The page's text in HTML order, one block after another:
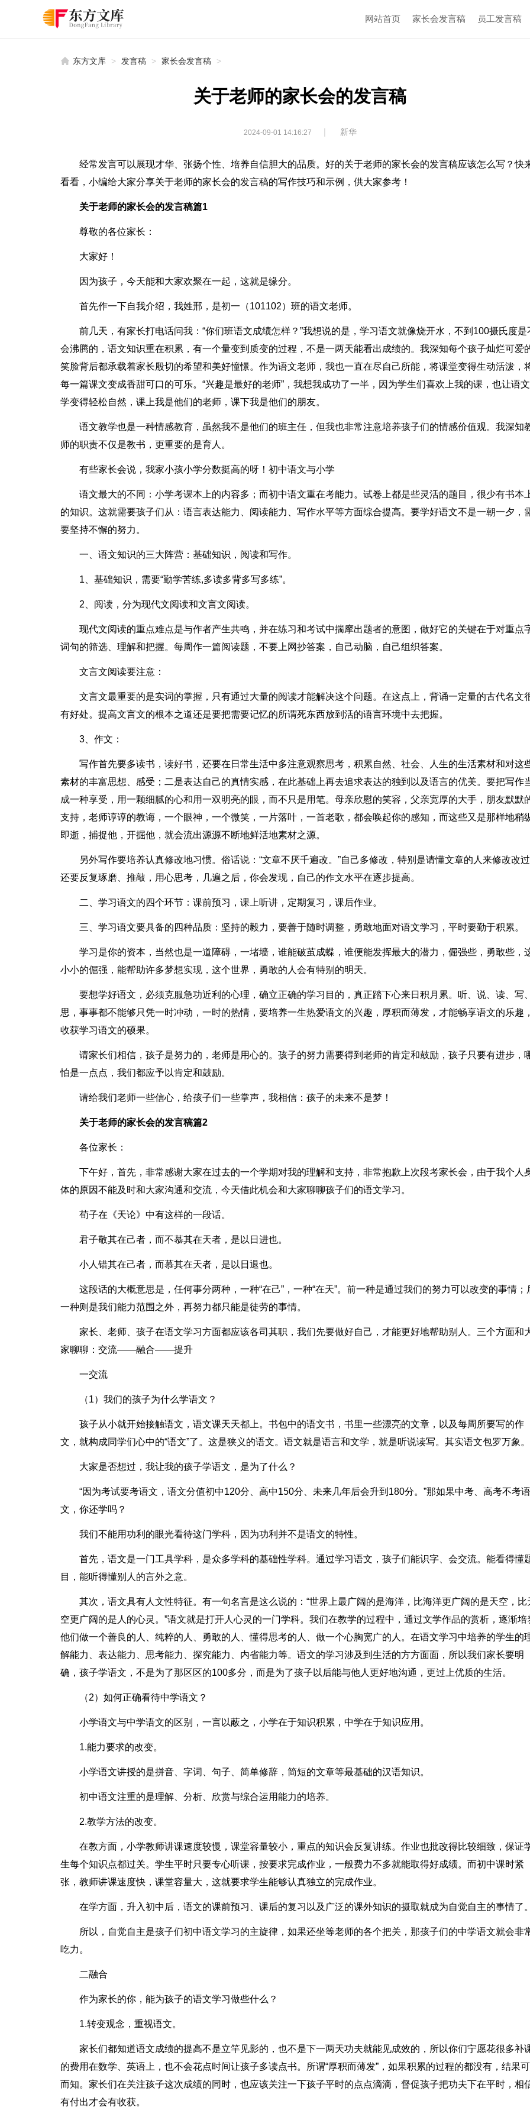
网站首页 家长会发言稿 员工发言稿
东方文库 > 发言稿 > 家长会发言稿 >
关于老师的家长会的发言稿
2024-09-01 14:16:27 | 新华
经常发言可以展现才华、张扬个性、培养自信胆大的品质。好的关于老师的家长会的发言稿应该怎么写？快
看看，小编给大家分享关于老师的家长会的发言稿的写作技巧和示例，供大家参考！
关于老师的家长会的发言稿篇1
尊敬的各位家长：
大家好！
因为孩子，今天能和大家欢聚在一起，这就是缘分。
首先作一下自我介绍，我姓邢，是初一（101102）班的语文老师。
前几天，有家长打电话问我：“你们班语文成绩怎样？”我想说的是，学习语文就像烧开水，不到100摄氏度是
会沸腾的，语文知识重在积累，有一个量变到质变的过程，不是一两天能看出成绩的。我深知每个孩子灿烂可爱
笑脸背后都承载着家长殷切的希望和美好憧憬。作为语文老师，我也一直在尽自己所能，将课堂变得生动活泼，
每一篇课文变成香甜可口的可乐。“兴趣是最好的老师”，我想我成功了一半，因为学生们喜欢上我的课，也让语
学变得轻松自然，课上我是他们的老师，课下我是他们的朋友。
语文教学也是一种情感教育，虽然我不是他们的班主任，但我也非常注意培养孩子们的情感价值观。我深知
师的职责不仅是教书，更重要的是育人。
有些家长会说，我家小孩小学分数挺高的呀！初中语文与小学
语文最大的不同：小学考课本上的内容多；而初中语文重在考能力。试卷上都是些灵活的题目，很少有书本
的知识。这就需要孩子们从：语言表达能力、阅读能力、写作水平等方面综合提高。要学好语文不是一朝一夕，
要坚持不懈的努力。
一、语文知识的三大阵营：基础知识，阅读和写作。
1、基础知识，需要“勤学苦练,多读多背多写多练”。
2、阅读，分为现代文阅读和文言文阅读。
现代文阅读的重点难点是与作者产生共鸣，并在练习和考试中揣摩出题者的意图，做好它的关键在于对重点
词句的筛选、理解和把握。每周作一篇阅读题，不要上网抄答案，自己动脑，自己组织答案。
文言文阅读要注意：
文言文最重要的是实词的掌握，只有通过大量的阅读才能解决这个问题。在这点上，背诵一定量的古代名文
有好处。提高文言文的根本之道还是要把需要记忆的所谓死东西放到活的语言环境中去把握。
3、作文：
写作首先要多读书，读好书，还要在日常生活中多注意观察思考，积累自然、社会、人生的生活素材和对这
素材的丰富思想、感受；二是表达自己的真情实感，在此基础上再去追求表达的独到以及语言的优美。要把写作
成一种享受，用一颗细腻的心和用一双明亮的眼，而不只是用笔。母亲欣慰的笑容，父亲宽厚的大手，朋友默默
支持，老师谆谆的教诲，一个眼神，一个微笑，一片落叶，一首老歌，都会唤起你的感知，而这些又是那样地稍
即逝，捕捉他，开掘他，就会流出源源不断地鲜活地素材之源。
另外写作要培养认真修改地习惯。俗话说：“文章不厌千遍改。”自己多修改，特别是请懂文章的人来修改改
还要反复琢磨、推敲，用心思考，几遍之后，你会发现，自己的作文水平在逐步提高。
二、学习语文的四个环节：课前预习，课上听讲，定期复习，课后作业。
三、学习语文要具备的四种品质：坚持的毅力，要善于随时调整，勇敢地面对语文学习，平时要勤于积累。
学习是你的资本，当然也是一道障碍，一堵墙，谁能破茧成蝶，谁便能发挥最大的潜力，倔强些，勇敢些，
小小的倔强，能帮助许多梦想实现，这个世界，勇敢的人会有特别的明天。
要想学好语文，必须克服急功近利的心理，确立正确的学习目的，真正踏下心来日积月累。听、说、读、写
思，事事都不能够只凭一时冲动，一时的热情，要培养一生热爱语文的兴趣，厚积而薄发，才能畅享语文的乐趣
收获学习语文的硕果。
请家长们相信，孩子是努力的，老师是用心的。孩子的努力需要得到老师的肯定和鼓励，孩子只要有进步，
怕是一点点，我们都应予以肯定和鼓励。
请给我们老师一些信心，给孩子们一些掌声，我相信：孩子的未来不是梦！
关于老师的家长会的发言稿篇2
各位家长：
下午好，首先，非常感谢大家在过去的一个学期对我的理解和支持，非常抱歉上次段考家长会，由于我个人
体的原因不能及时和大家沟通和交流，今天借此机会和大家聊聊孩子们的语文学习。
荀子在《天论》中有这样的一段话。
君子敬其在己者，而不慕其在天者，是以日进也。
小人错其在己者，而慕其在天者，是以日退也。
这段话的大概意思是，任何事分两种，一种“在己”，一种“在天”。前一种是通过我们的努力可以改变的事情；
一种则是我们能力范围之外，再努力都只能是徒劳的事情。
家长、老师、孩子在语文学习方面都应该各司其职，我们先要做好自己，才能更好地帮助别人。三个方面和
家聊聊：交流——融合——提升
一交流
（1）我们的孩子为什么学语文？
孩子从小就开始接触语文，语文课天天都上。书包中的语文书，书里一些漂亮的文章，以及每周所要写的作
文，就构成同学们心中的“语文”了。这是狭义的语文。语文就是语言和文学，就是听说读写。其实语文包罗万象。
大家是否想过，我让我的孩子学语文，是为了什么？
“因为考试要考语文，语文分值初中120分、高中150分、未来几年后会升到180分。”那如果中考、高考不考语
文，你还学吗？
我们不能用功利的眼光看待这门学科，因为功利并不是语文的特性。
首先，语文是一门工具学科，是众多学科的基础性学科。通过学习语文，孩子们能识字、会交流。能看得懂
目，能听得懂别人的言外之意。
其次，语文具有人文性特征。有一句名言是这么说的：“世界上最广阔的是海洋，比海洋更广阔的是天空，比
空更广阔的是人的心灵。”语文就是打开人心灵的一门学科。我们在教学的过程中，通过文学作品的赏析，逐渐培
他们做一个善良的人、纯粹的人、勇敢的人、懂得思考的人、做一个心胸宽广的人。在语文学习中培养的学生的
解能力、表达能力、思考能力、探究能力、内省能力等。语文的学习涉及到生活的方方面面，所以我们家长要明
确，孩子学语文，不是为了那区区的100多分，而是为了孩子以后能与他人更好地沟通，更过上优质的生活。
（2）如何正确看待中学语文？
小学语文与中学语文的区别，一言以蔽之，小学在于知识积累，中学在于知识应用。
1.能力要求的改变。
小学语文讲授的是拼音、字词、句子、简单修辞，简短的文章等最基础的汉语知识。
初中语文注重的是理解、分析、欣赏与综合运用能力的培养。
2.教学方法的改变。
在教方面，小学教师讲课速度较慢，课堂容量较小，重点的知识会反复讲练。作业也批改得比较细致，保证
生每个知识点都过关。学生平时只要专心听课，按要求完成作业，一般费力不多就能取得好成绩。而初中课时紧
张，教师讲课速度快，课堂容量大，这就要求学生能够认真独立的完成作业。
在学方面，升入初中后，语文的课前预习、课后的复习以及广泛的课外知识的摄取就成为自觉自主的事情了
所以，自觉自主是孩子们初中语文学习的主旋律，如果还坐等老师的各个把关，那孩子们的中学语文就会非
吃力。
二融合
作为家长的你，能为孩子的语文学习做些什么？
1.转变观念，重视语文。
家长们都知道语文成绩的提高不是立竿见影的，也不是下一两天功夫就能见成效的，所以你们宁愿花很多补
的费用在数学、英语上，也不会花点时间让孩子多读点书。所谓“厚积而薄发”，如果积累的过程的都没有，结果
而知。家长们在关注孩子这次成绩的同时，也应该关注一下孩子平时的点点滴滴，督促孩子把功夫下在平时，相
有付出才会有收获。